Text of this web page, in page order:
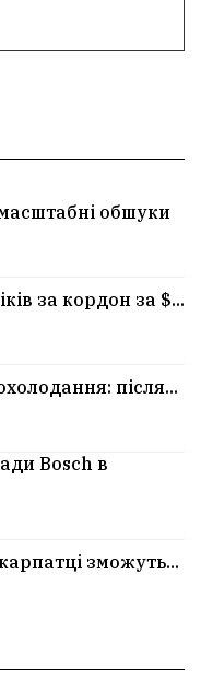
обшуки
за кордон за $...
після...
Bosch в
зможуть...